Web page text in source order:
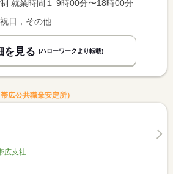
就業時間１ 9時00分〜18時00分
日，その他
を見る (ハローワークより転載)
広公共職業安定所）
広支社